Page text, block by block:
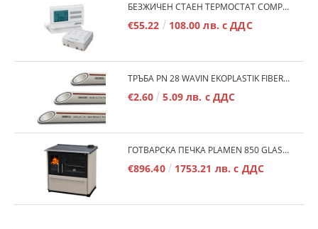
БЕЗЖИЧЕН СТАЕН ТЕРМОСТАТ COMPUTHERM Q7RF
€55.22 108.00 лв. с ДДС
ТРЪБА PN 28 WAVIN EKOPLASTIK FIBER BASALT PLUS - 3М/БР.
€2.60 5.09 лв. с ДДС
ГОТВАРСКА ПЕЧКА PLAMEN 850 GLAS 11KW
€896.40 1753.21 лв. с ДДС